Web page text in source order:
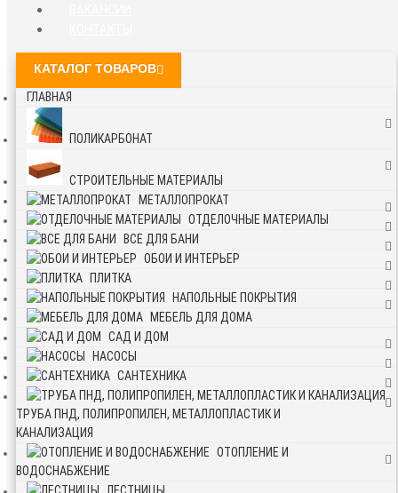
КАТАЛОГ ТОВАРОВ
ГЛАВНАЯ
ПОЛИКАРБОНАТ
СТРОИТЕЛЬНЫЕ МАТЕРИАЛЫ
МЕТАЛЛОПРОКАТ
ОТДЕЛОЧНЫЕ МАТЕРИАЛЫ
ВСЕ ДЛЯ БАНИ
ОБОИ И ИНТЕРЬЕР
ПЛИТКА
НАПОЛЬНЫЕ ПОКРЫТИЯ
МЕБЕЛЬ ДЛЯ ДОМА
САД И ДОМ
НАСОСЫ
САНТЕХНИКА
ТРУБА ПНД, ПОЛИПРОПИЛЕН, МЕТАЛЛОПЛАСТИК И
КАНАЛИЗАЦИЯ
ОТОПЛЕНИЕ И
ВОДОСНАБЖЕНИЕ